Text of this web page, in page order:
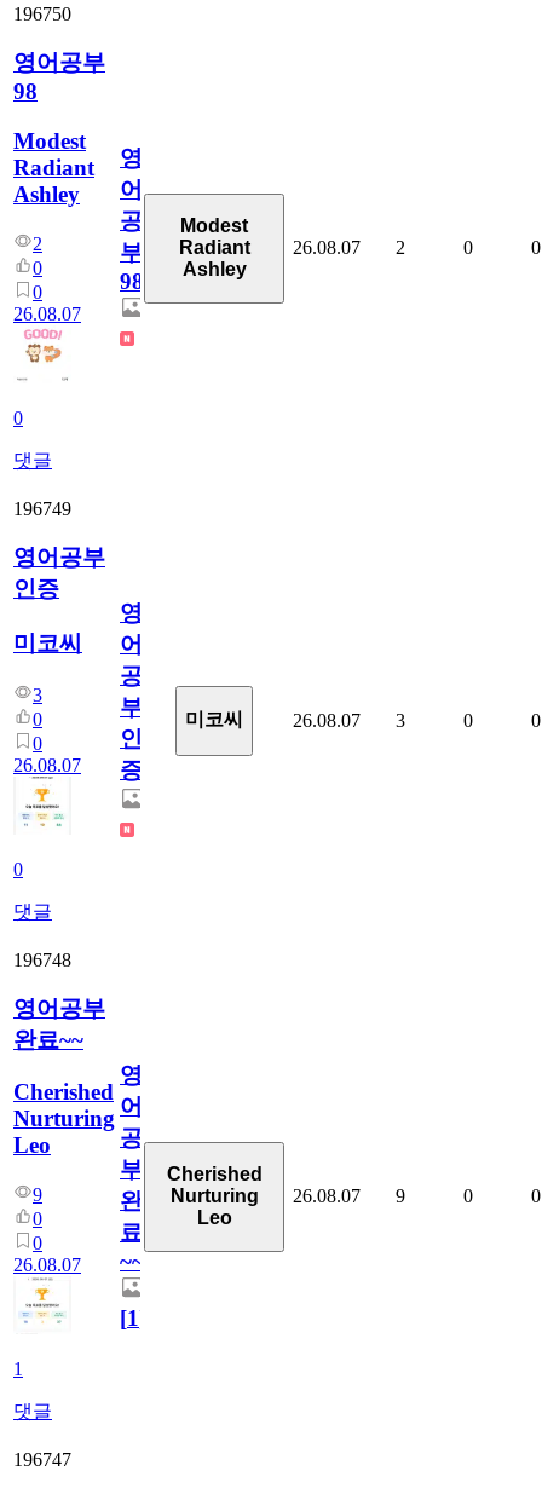
196750
영어공부
98
Modest
Radiant
Ashley
2
0
0
26.08.07
0
댓글
영
어
공
부
98
Modest
Radiant
Ashley
26.08.07 2 0 0
196749
영어공부
인증
미코씨
3
0
0
26.08.07
0
댓글
영
어
공
부
인
증
미코씨 26.08.07 3 0 0
196748
영어공부
완료~~
Cherished
Nurturing
Leo
9
0
0
26.08.07
1
댓글
영
어
공
부
완
료
~~
[1]
Cherished
Nurturing
Leo
26.08.07 9 0 0
196747